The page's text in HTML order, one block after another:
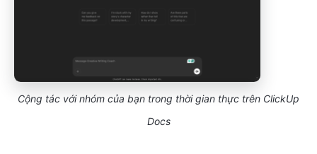
Cộng tác với nhóm của bạn trong thời gian thực trên ClickUp
Docs